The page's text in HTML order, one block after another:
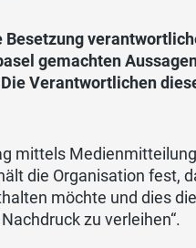
gemachten
Verantwortlichen
mittels
die Organisation fest,
möchte und dies
zu verleihen“.